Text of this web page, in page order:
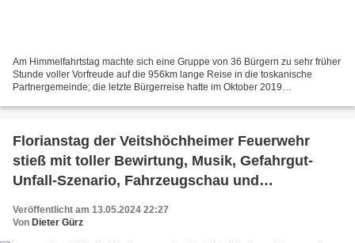
Am Himmelfahrtstag machte sich eine Gruppe von 36 Bürgern zu sehr früher
Stunde voller Vorfreude auf die 956km lange Reise in die toskanische
Partnergemeinde; die letzte Bürgerreise hatte im Oktober 2019
Florianstag der Veitshöchheimer Feuerwehr
stieß mit toller Bewirtung, Musik, Gefahrgut-
Unfall-Szenario, Fahrzeugschau und
riesige Resonanz
Veröffentlicht am 13.05.2024 22:27
Von Dieter Gürz